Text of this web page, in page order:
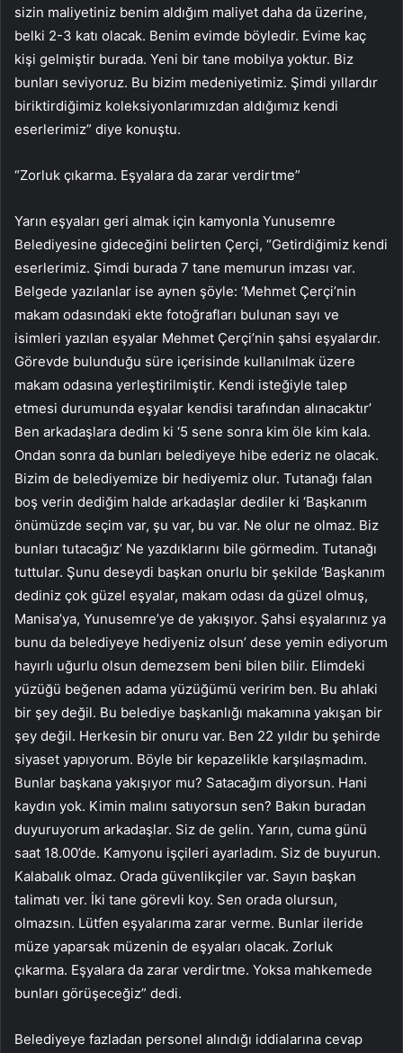
sizin maliyetiniz benim aldığım maliyet daha da üzerine,
belki 2-3 katı olacak. Benim evimde böyledir. Evime kaç
kişi gelmiştir burada. Yeni bir tane mobilya yoktur. Biz
bunları seviyoruz. Bu bizim medeniyetimiz. Şimdi yıllardır
biriktirdiğimiz koleksiyonlarımızdan aldığımız kendi
eserlerimiz” diye konuştu.
“Zorluk çıkarma. Eşyalara da zarar verdirtme”
Yarın eşyaları geri almak için kamyonla Yunusemre
Belediyesine gideceğini belirten Çerçi, “Getirdiğimiz kendi
eserlerimiz. Şimdi burada 7 tane memurun imzası var.
Belgede yazılanlar ise aynen şöyle: ‘Mehmet Çerçi’nin
makam odasındaki ekte fotoğrafları bulunan sayı ve
isimleri yazılan eşyalar Mehmet Çerçi’nin şahsi eşyalardır.
Görevde bulunduğu süre içerisinde kullanılmak üzere
makam odasına yerleştirilmiştir. Kendi isteğiyle talep
etmesi durumunda eşyalar kendisi tarafından alınacaktır’
Ben arkadaşlara dedim ki ‘5 sene sonra kim öle kim kala.
Ondan sonra da bunları belediyeye hibe ederiz ne olacak.
Bizim de belediyemize bir hediyemiz olur. Tutanağı falan
boş verin dediğim halde arkadaşlar dediler ki ‘Başkanım
önümüzde seçim var, şu var, bu var. Ne olur ne olmaz. Biz
bunları tutacağız’ Ne yazdıklarını bile görmedim. Tutanağı
tuttular. Şunu deseydi başkan onurlu bir şekilde ‘Başkanım
dediniz çok güzel eşyalar, makam odası da güzel olmuş,
Manisa’ya, Yunusemre’ye de yakışıyor. Şahsi eşyalarınız ya
bunu da belediyeye hediyeniz olsun’ dese yemin ediyorum
hayırlı uğurlu olsun demezsem beni bilen bilir. Elimdeki
yüzüğü beğenen adama yüzüğümü veririm ben. Bu ahlaki
bir şey değil. Bu belediye başkanlığı makamına yakışan bir
şey değil. Herkesin bir onuru var. Ben 22 yıldır bu şehirde
siyaset yapıyorum. Böyle bir kepazelikle karşılaşmadım.
Bunlar başkana yakışıyor mu? Satacağım diyorsun. Hani
kaydın yok. Kimin malını satıyorsun sen? Bakın buradan
duyuruyorum arkadaşlar. Siz de gelin. Yarın, cuma günü
saat 18.00’de. Kamyonu işçileri ayarladım. Siz de buyurun.
Kalabalık olmaz. Orada güvenlikçiler var. Sayın başkan
talimatı ver. İki tane görevli koy. Sen orada olursun,
olmazsın. Lütfen eşyalarıma zarar verme. Bunlar ileride
müze yaparsak müzenin de eşyaları olacak. Zorluk
çıkarma. Eşyalara da zarar verdirtme. Yoksa mahkemede
bunları görüşeceğiz” dedi.
Belediyeye fazladan personel alındığı iddialarına cevap